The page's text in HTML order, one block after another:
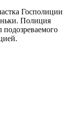
Госполиции
Полиция
подозреваемого